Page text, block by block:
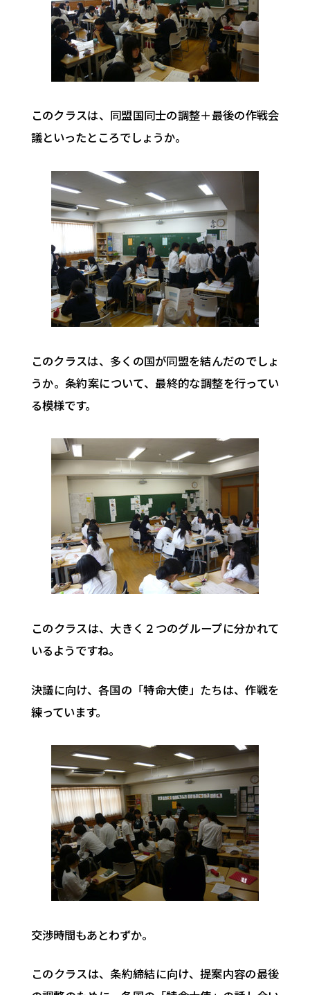
このクラスは、同盟国同士の調整＋最後の作戦会
議といったところでしょうか。
このクラスは、多くの国が同盟を結んだのでしょ
うか。条約案について、最終的な調整を行ってい
る模様です。
このクラスは、大きく２つのグループに分かれて
いるようですね。
決議に向け、各国の「特命大使」たちは、作戦を
練っています。
交渉時間もあとわずか。
このクラスは、条約締結に向け、提案内容の最後